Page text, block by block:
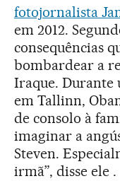
fotojornalista
em 2012.
consequências
bombardear a
Iraque. Durante
em Tallinn,
de consolo à
imaginar a
Steven.
irmã”, disse ele .